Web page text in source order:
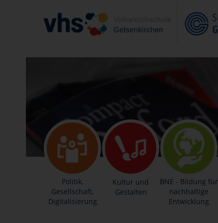
Politik,
Gesellschaft,
Digitalisierung
Kultur und
Gestalten
BNE - Bildung für
nachhaltige
Entwicklung